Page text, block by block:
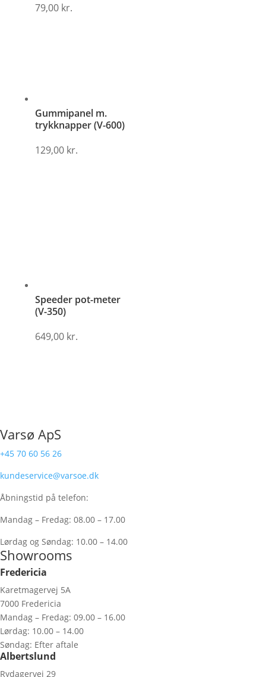
79,00 kr.
Gummipanel m.
trykknapper (V-600)
129,00 kr.
Speeder pot-meter
(V-350)
649,00 kr.
Varsø ApS
+45 70 60 56 26
kundeservice@varsoe.dk
Åbningstid på telefon:
Mandag – Fredag: 08.00 – 17.00
Lørdag og Søndag: 10.00 – 14.00
Showrooms
Fredericia
Karetmagervej 5A
7000 Fredericia
Mandag – Fredag: 09.00 – 16.00
Lørdag: 10.00 – 14.00
Søndag: Efter aftale
Albertslund
Rydagervej 29